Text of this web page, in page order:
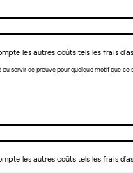
les autres coûts tels les frais
servir de preuve pour quelque motif que
les autres coûts tels les frais